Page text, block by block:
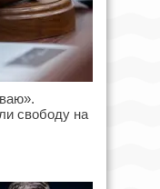
свободу на